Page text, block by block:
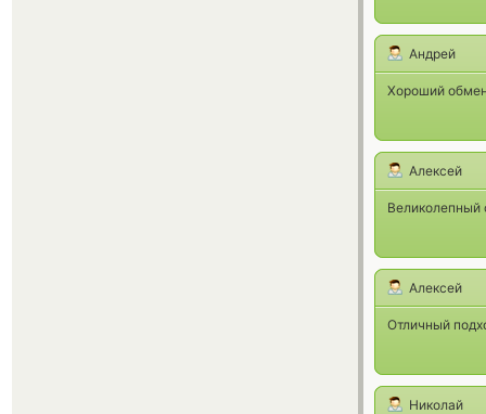
Андрей
Хороший
Алексей
Великолепный
Алексей
Отличный
Николай